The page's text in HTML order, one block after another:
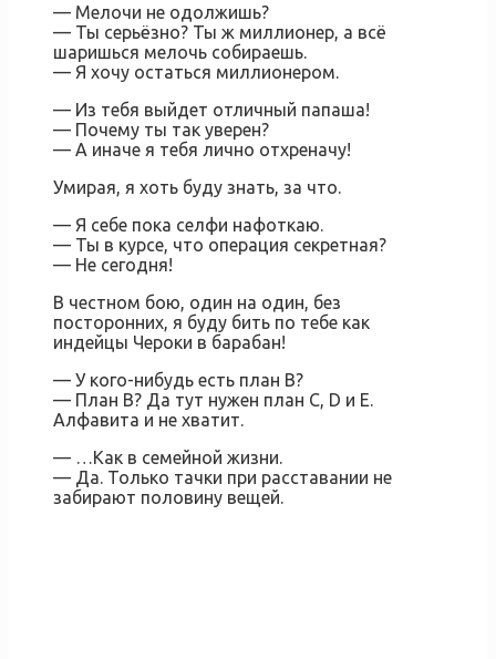
— Мелочи не одолжишь?
— Ты серьёзно? Ты ж миллионер, а всё
шаришься мелочь собираешь.
— Я хочу остаться миллионером.
— Из тебя выйдет отличный папаша!
— Почему ты так уверен?
— А иначе я тебя лично отхреначу!
Умирая, я хоть буду знать, за что.
— Я себе пока селфи нафоткаю.
— Ты в курсе, что операция секретная?
— Не сегодня!
В честном бою, один на один, без
посторонних, я буду бить по тебе как
индейцы Чероки в барабан!
— У кого-нибудь есть план B?
— План B? Да тут нужен план C, D и E.
Алфавита и не хватит.
— …Как в семейной жизни.
— Да. Только тачки при расставании не
забирают половину вещей.